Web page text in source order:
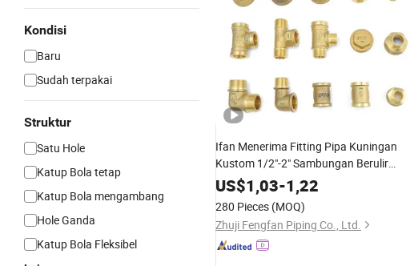
Kondisi
Baru
Sudah terpakai
Struktur
Satu Hole
Katup Bola tetap
Katup Bola mengambang
Hole Ganda
Katup Bola Fleksibel
Ifan Menerima Fitting Pipa Kuningan
Kustom 1/2"-2" Sambungan Berulir
Elbow Tee Fitting Kuningan
US$1,03-1,22
280 Pieces (MOQ)
Zhuji Fengfan Piping Co., Ltd.